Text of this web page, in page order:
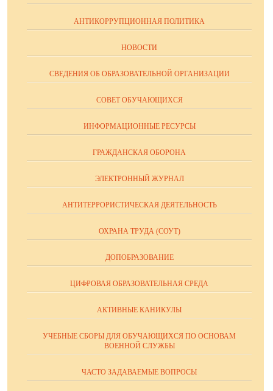
АНТИКОРРУПЦИОННАЯ ПОЛИТИКА
НОВОСТИ
СВЕДЕНИЯ ОБ ОБРАЗОВАТЕЛЬНОЙ ОРГАНИЗАЦИИ
СОВЕТ ОБУЧАЮЩИХСЯ
ИНФОРМАЦИОННЫЕ РЕСУРСЫ
ГРАЖДАНСКАЯ ОБОРОНА
ЭЛЕКТРОННЫЙ ЖУРНАЛ
АНТИТЕРРОРИСТИЧЕСКАЯ ДЕЯТЕЛЬНОСТЬ
ОХРАНА ТРУДА (СОУТ)
ДОПОБРАЗОВАНИЕ
ЦИФРОВАЯ ОБРАЗОВАТЕЛЬНАЯ СРЕДА
АКТИВНЫЕ КАНИКУЛЫ
УЧЕБНЫЕ СБОРЫ ДЛЯ ОБУЧАЮЩИХСЯ ПО ОСНОВАМ
ВОЕННОЙ СЛУЖБЫ
ЧАСТО ЗАДАВАЕМЫЕ ВОПРОСЫ